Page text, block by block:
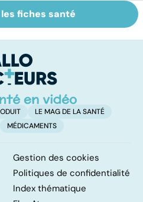
Sels minéraux,
oligo-éléments :
fiches santé
LE MAG DE LA SANTÉ
MÉDICAMENTS
Gestion des cookies
Politiques de confidentialité
Index thématique